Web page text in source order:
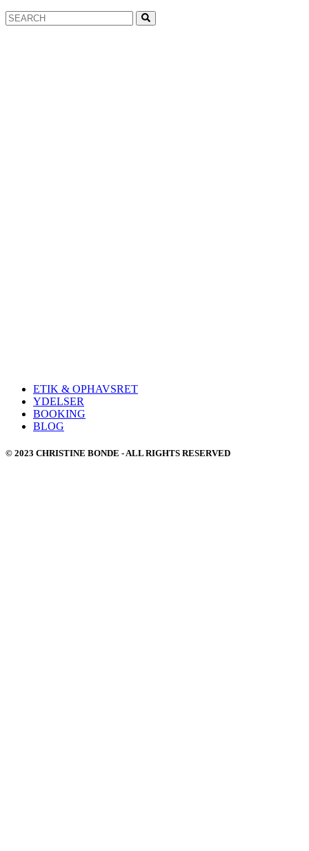
Search
for:
ETIK & OPHAVSRET
YDELSER
BOOKING
BLOG
© 2023 CHRISTINE BONDE - ALL RIGHTS RESERVED